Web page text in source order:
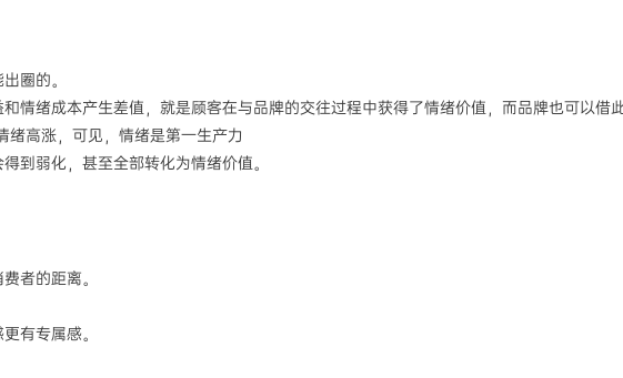
圈的。
情绪成本产生差值，就是顾客在与品牌的交往过程中获得了情绪价值 ， 而品牌也可以借
高涨，可见，情绪是第一生产力
到弱化，甚至全部转化为情绪价值。
者的距离。
有专属感。